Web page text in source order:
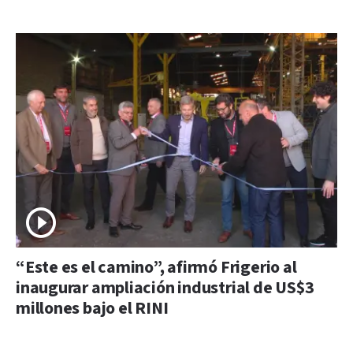
“Este es el camino”, afirmó Frigerio al
inaugurar ampliación industrial de US$3
millones bajo el RINI